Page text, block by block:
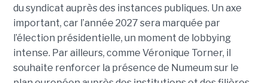
du syndicat auprès des instances publiques. Un axe
important, car l’année 2027 sera marquée par
l’élection présidentielle, un moment de lobbying
intense. Par ailleurs, comme Véronique Torner, il
souhaite renforcer la présence de Numeum sur le